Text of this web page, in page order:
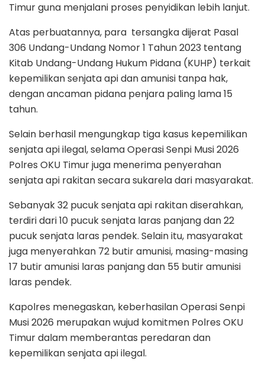
Timur guna menjalani proses penyidikan lebih lanjut.
Atas perbuatannya, para tersangka dijerat Pasal
306 Undang-Undang Nomor 1 Tahun 2023 tentang
Kitab Undang-Undang Hukum Pidana (KUHP) terkait
kepemilikan senjata api dan amunisi tanpa hak,
dengan ancaman pidana penjara paling lama 15
tahun.
Selain berhasil mengungkap tiga kasus kepemilikan
senjata api ilegal, selama Operasi Senpi Musi 2026
Polres OKU Timur juga menerima penyerahan
senjata api rakitan secara sukarela dari masyarakat.
Sebanyak 32 pucuk senjata api rakitan diserahkan,
terdiri dari 10 pucuk senjata laras panjang dan 22
pucuk senjata laras pendek. Selain itu, masyarakat
juga menyerahkan 72 butir amunisi, masing-masing
17 butir amunisi laras panjang dan 55 butir amunisi
laras pendek.
Kapolres menegaskan, keberhasilan Operasi Senpi
Musi 2026 merupakan wujud komitmen Polres OKU
Timur dalam memberantas peredaran dan
kepemilikan senjata api ilegal.